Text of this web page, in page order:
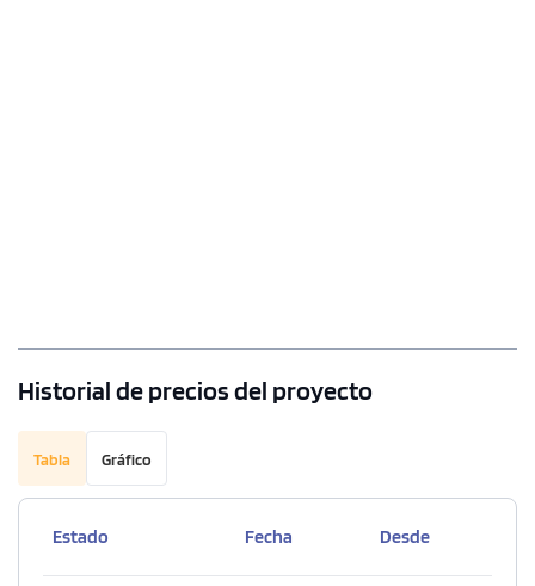
Historial de precios del proyecto
Tabla Gráfico
Estado Fecha Desde